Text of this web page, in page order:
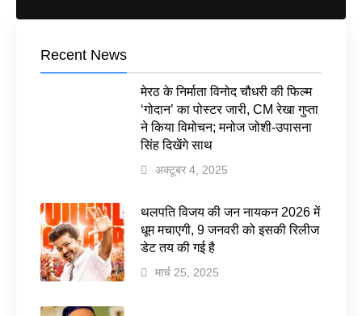
Recent News
मेरठ के निर्माता विनोद चौधरी की फिल्म
‘गोदान’ का पोस्टर जारी, CM रेखा गुप्ता
ने किया विमोचन; मनोज जोशी-उपासना
सिंह दिखेंगे साथ
अक्टूबर 4, 2025
थलपति विजय की जन नायकन 2026 में
धूम मचाएगी, 9 जनवरी को इसकी रिलीज
डेट तय की गई है
मार्च 25, 2025